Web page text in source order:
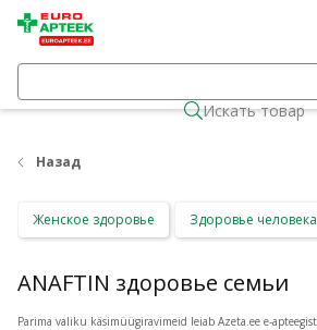
Искать товар
Назад
Женское здоровье Здоровье человека
ANAFTIN здоровье семьи